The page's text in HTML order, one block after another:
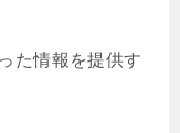
た情報を提供す